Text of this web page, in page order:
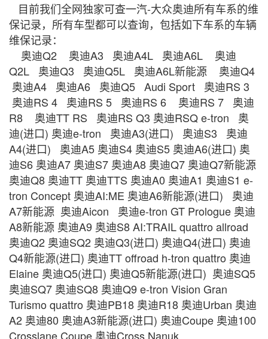
目前我们全网独家可查一汽-大众奥迪所有车系的维
保记录，所有车型都可以查询，包括如下车系的车辆
维保记录：
奥迪Q2 奥迪A3 奥迪A4L 奥迪A6L 奥迪
Q2L 奥迪Q3 奥迪Q5L 奥迪A6L新能源 奥迪Q4
奥迪A4 奥迪A6 奥迪Q5 Audi Sport 奥迪RS 3
奥迪RS 4 奥迪RS 5 奥迪RS 6 奥迪RS 7 奥迪
R8 奥迪TT RS 奥迪RS Q3 奥迪RSQ e-tron 奥
迪(进口) 奥迪e-tron 奥迪A3(进口) 奥迪S3 奥迪
A4(进口) 奥迪A5 奥迪S4 奥迪S5 奥迪A6(进口) 奥
迪S6 奥迪A7 奥迪S7 奥迪A8 奥迪Q7 奥迪Q7新能源
奥迪Q8 奥迪TT 奥迪TTS 奥迪A0 奥迪A1 奥迪S1 e-
tron Concept 奥迪AI:ME 奥迪A6新能源(进口) 奥迪
A7新能源 奥迪Aicon 奥迪e-tron GT Prologue 奥迪
A8新能源 奥迪A9 奥迪S8 AI:TRAIL quattro allroad
奥迪Q2 奥迪SQ2 奥迪Q3(进口) 奥迪Q4(进口) 奥迪
Q4新能源(进口) 奥迪TT offroad h-tron quattro 奥迪
Elaine 奥迪Q5(进口) 奥迪Q5新能源(进口) 奥迪SQ5
奥迪SQ7 奥迪SQ8 奥迪Q9 e-tron Vision Gran
Turismo quattro 奥迪PB18 奥迪R18 奥迪Urban 奥迪
A2 奥迪80 奥迪A3新能源(进口) 奥迪Coupe 奥迪100
Crosslane Coupe 奥迪Cross Nanuk